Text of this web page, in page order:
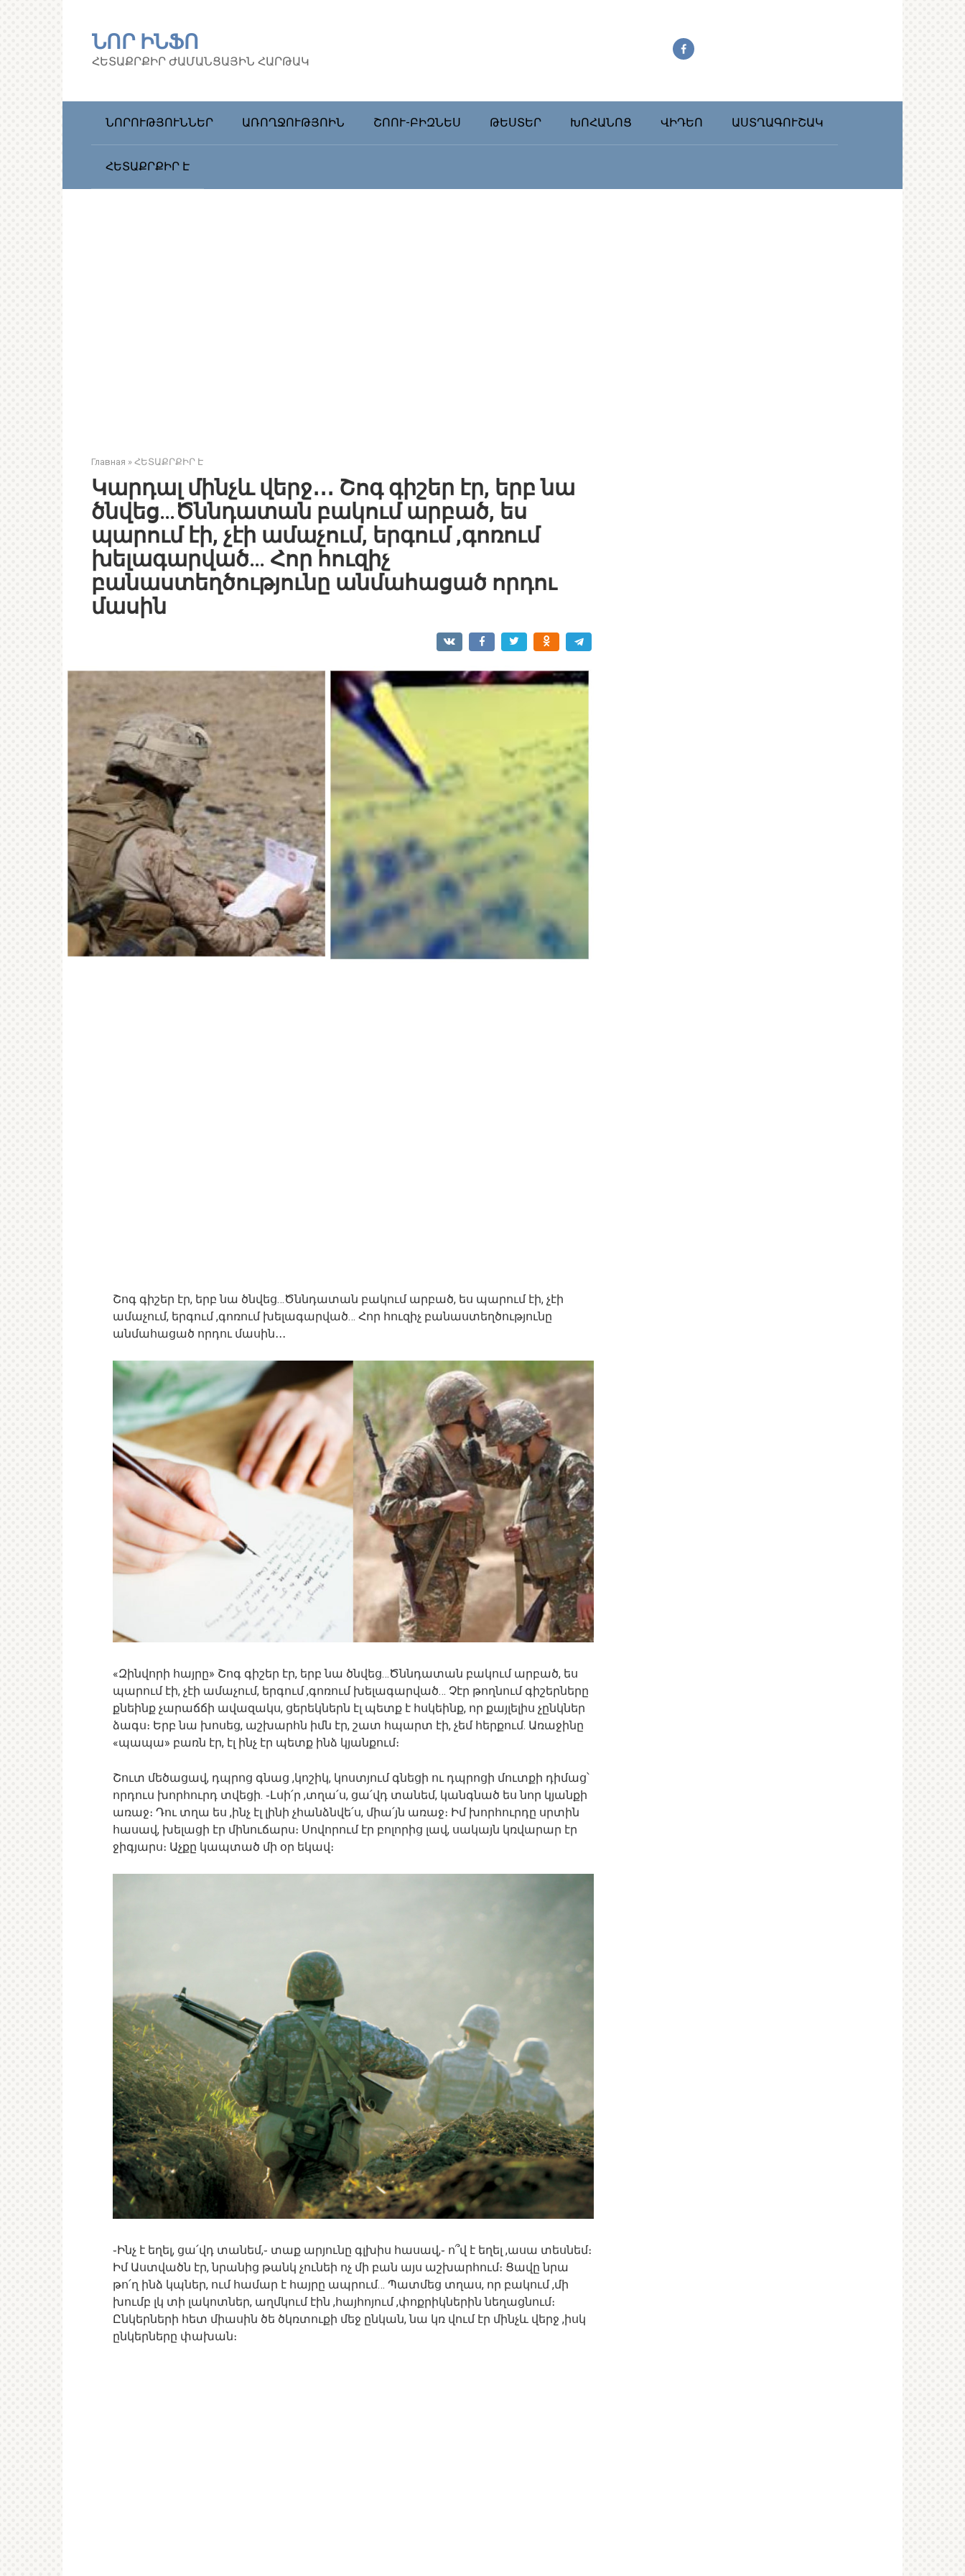
ՆՈՐ ԻՆՖՈ
ՀԵՏԱՔՐՔԻՐ ԺԱՄԱՆՑԱՅԻՆ ՀԱՐԹԱԿ
ՆՈՐՈՒԹՅՈՒՆՆԵՐ ԱՌՈՂՋՈՒԹՅՈԻՆ ՇՈՈՒ-ԲԻԶՆԵՍ ԹԵՍՏԵՐ ԽՈՀԱՆՈՑ ՎԻԴԵՈ ԱՍՏՂԱԳՈՒՇԱԿ
ՀԵՏԱՔՐՔԻՐ Է
Главная » ՀԵՏԱՔՐՔԻՐ Է
Կարդալ մինչև վերջ․․․ Շոգ գիշեր էր, երբ նա
ծնվեց…Ծննդատան բակում արբած, ես
պարում էի, չէի ամաչում, երգում ,գոռում
խելագարված… Հոր հուզիչ
բանաստեղծությունը անմահացած որդու
մասին
Շոգ գիշեր էր, երբ նա ծնվեց…Ծննդատան բակում արբած, ես պարում էի, չէի
ամաչում, երգում ,գոռում խելագարված… Հոր հուզիչ բանաստեղծությունը
անմահացած որդու մասին․․․
«Զինվորի հայրը» Շոգ գիշեր էր, երբ նա ծնվեց…Ծննդատան բակում արբած, ես
պարում էի, չէի ամաչում, երգում ,գոռում խելագարված… Չէր թողնում գիշերները
քնեինք չարաճճի ավազակս, ցերեկներն էլ պետք է հսկեինք, որ քայլելիս չընկներ
ձագս։ Երբ նա խոսեց, աշխարհն իմն էր, շատ հպարտ էի, չեմ հերքում. Առաջինը
«պապա» բառն էր, էլ ինչ էր պետք ինձ կյանքում։
Շուտ մեծացավ, դպրոց գնաց ,կոշիկ, կոստյում գնեցի ու դպրոցի մուտքի դիմաց՝
որդուս խորհուրդ տվեցի. ֊Լսի՛ր ,տղա՛ս, ցա՛վդ տանեմ, կանգնած ես նոր կյանքի
առաջ։ Դու տղա ես ,ինչ էլ լինի չհանձնվե՛ս, միա՛յն առաջ։ Իմ խորհուրդը սրտին
հասավ, խելացի էր մինուճարս։ Սովորում էր բոլորից լավ, սակայն կռվարար էր
ջիգյարս։ Աչքը կապտած մի օր եկավ։
֊Ինչ է եղել, ցա՛վդ տանեմ,֊ տաք արյունը գլխիս հասավ,֊ ո՞վ է եղել ,ասա տեսնեմ։
Իմ Աստվածն էր, նրանից թանկ չունեի ոչ մի բան այս աշխարհում։ Ցավը նրա
թո՛ղ ինձ կպներ, ում համար է հայրը ապրում… Պատմեց տղաս, որ բակում ,մի
խումբ լկ տի լակոտներ, աղմկում էին ,հայհոյում ,փոքրիկներին նեղացնում։
Ընկերների հետ միասին ծե ծկռտուքի մեջ ընկան, նա կռ վում էր մինչև վերջ ,իսկ
ընկերները փախան։